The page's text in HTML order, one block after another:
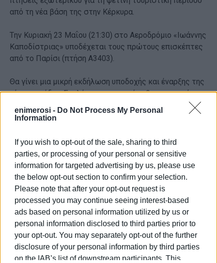
enimerosi - Do Not Process My Personal
Information
If you wish to opt-out of the sale, sharing to third
parties, or processing of your personal or sensitive
information for targeted advertising by us, please use
the below opt-out section to confirm your selection.
Please note that after your opt-out request is
processed you may continue seeing interest-based
ads based on personal information utilized by us or
personal information disclosed to third parties prior to
your opt-out. You may separately opt-out of the further
disclosure of your personal information by third parties
on the IAB’s list of downstream participants. This
από τη νέα βάση της στην Κέρκυρα.
Tην Κυριακή 23 Μαΐου (21:30) στο Αεροδρόμιο «Ιωάννης
Καποδίστριας» υποδέχεται τους πρώτους επισκέπτες
από το Παρίσι (πτήση A3403).
Θα γίνει μια μικρή εκδήλωση υποδοχής και έναρξης της
νέας περιόδου. Στελέχη της εταιρείας θα παρουσιάσουν
το πρόγραμμα δρομολογίων της AEGEAN για το φετινό
καλοκαίρι.
Επί τόπου η κ. Μαρίνα Σπυριδάκη, Διευθύντρια
Εταιρικών Υποθέσεων της AEGEAN και ο κ. Στέφανος
Σαδόπουλος, Διευθυντής Πωλήσεων της AEGEAN για
την Ελλάδα, την Κύπρο και τα Βαλκάνια.
Εμφανίσεις: 146
Ακολουθήστε το enimerosi στοFacebook
Συνδρομητές στο e-paper